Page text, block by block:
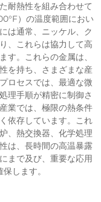
耐熱性を組み合わせて
）の温度範囲におい
は通常、ニッケル、ク
、これらは協力して高
す。これらの金属は、
を持ち、さまざまな産
ロセスでは、最適な微
理手順が精密に制御さ
業では、極限の熱条件
依存しています。これ
、熱交換器、化学処理
は、長時間の高温暴露
まで及び、重要な応用
します。